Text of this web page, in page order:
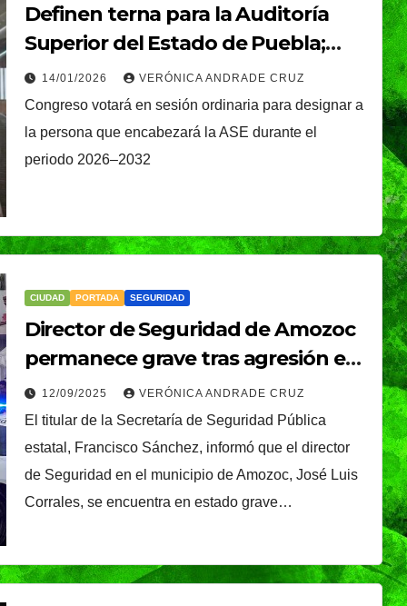
Definen terna para la Auditoría
Superior del Estado de Puebla;
elección será este 15 de enero
14/01/2026 VERÓNICA ANDRADE CRUZ
Congreso votará en sesión ordinaria para designar a
la persona que encabezará la ASE durante el
periodo 2026–2032
CIUDAD PORTADA SEGURIDAD
Director de Seguridad de Amozoc
permanece grave tras agresión en
operativo
12/09/2025 VERÓNICA ANDRADE CRUZ
El titular de la Secretaría de Seguridad Pública
estatal, Francisco Sánchez, informó que el director
de Seguridad en el municipio de Amozoc, José Luis
Corrales, se encuentra en estado grave…
NACIONAL
Gobierno federal
busca destrabar
exportación de
aguacate; reforzará
Michoacán